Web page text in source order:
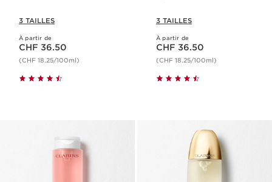
3 TAILLES
À partir de
Nouveau prix CHF 36.50
CHF 36.50
(CHF 18.25/100ml)
3 TAILLES
À partir de
Nouveau prix CHF 36.50
CHF 36.50
(CHF 18.25/100ml)